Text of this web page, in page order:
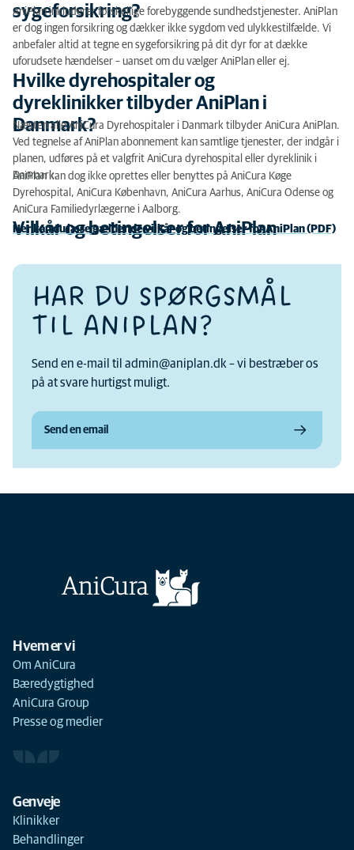
sygeforsikring?
AniPlan inkluderer forskellige forebyggende sundhedstjenester. AniPlan
er dog ingen forsikring og dækker ikke sygdom ved ulykkestilfælde. Vi
anbefaler altid at tegne en sygeforsikring på dit dyr for at dække
uforudsete hændelser – uanset om du vælger AniPlan eller ej.
Hvilke dyrehospitaler og
dyreklinikker tilbyder AniPlan i
Danmark?
Næsten alle AniCura Dyrehospitaler i Danmark tilbyder AniCura AniPlan.
Ved tegnelse af AniPlan abonnement kan samtlige tjenester, der indgår i
planen, udføres på et valgfrit AniCura dyrehospital eller dyreklinik i
Danmark.
AniPlan kan dog ikke oprettes eller benyttes på AniCura Køge
Dyrehospital, AniCura København, AniCura Aarhus, AniCura Odense og
AniCura Familiedyrlægerne i Aalborg.
Vilkår og betingelser for AniPlan
Her kan du læse gældende vilkår og betingelser for AniPlan (PDF)
HAR DU SPØRGSMÅL
TIL ANIPLAN?
Send en e-mail til admin@aniplan.dk – vi bestræber os
på at svare hurtigst muligt.
Send en email
Hvem er vi
Om AniCura
Bæredygtighed
AniCura Group
Presse og medier
Genveje
Klinikker
Behandlinger